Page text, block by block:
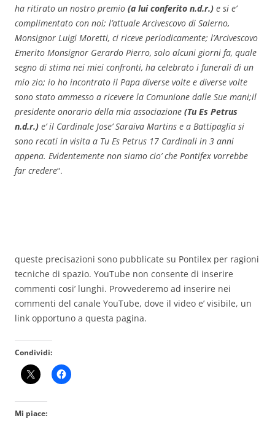
ha ritirato un nostro premio (a lui conferito n.d.r.) e si e’
complimentato con noi; l’attuale Arcivescovo di Salerno,
Monsignor Luigi Moretti, ci riceve periodicamente; l’Arcivescovo
Emerito Monsignor Gerardo Pierro, solo alcuni giorni fa, quale
segno di stima nei miei confronti, ha celebrato i funerali di un
mio zio; io ho incontrato il Papa diverse volte e diverse volte
sono stato ammesso a ricevere la Comunione dalle Sue mani;il
presidente onorario della mia associazione (Tu Es Petrus
n.d.r.) e’ il Cardinale Jose’ Saraiva Martins e a Battipaglia si
sono recati in visita a Tu Es Petrus 17 Cardinali in 3 anni
appena. Evidentemente non siamo cio’ che Pontifex vorrebbe
far credere“.
queste precisazioni sono pubblicate su Pontilex per ragioni
tecniche di spazio. YouTube non consente di inserire
commenti cosi’ lunghi. Provvederemo ad inserire nei
commenti del canale YouTube, dove il video e’ visibile, un
link opportuno a questa pagina.
Condividi:
Mi piace: